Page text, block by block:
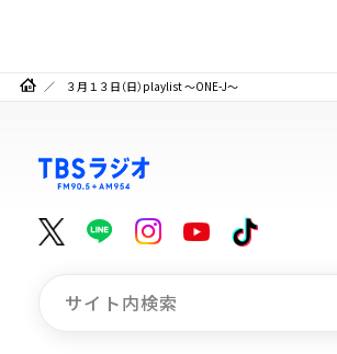
３月１３日（日）playlist ～ONE-J～